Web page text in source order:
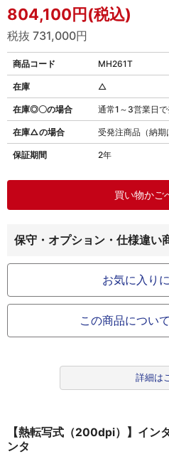
804,100円(税込)
税抜 731,000円
商品コード MH261T
在庫◎〇の場合 通常1～3営業日で
在庫△の場合 受発注商品（納期
保証期間 2年
在庫 △
保守・オプション・仕様違い
お気に入り
この商品につい
詳細は
【熱転写式（200dpi）】イン
ンタ